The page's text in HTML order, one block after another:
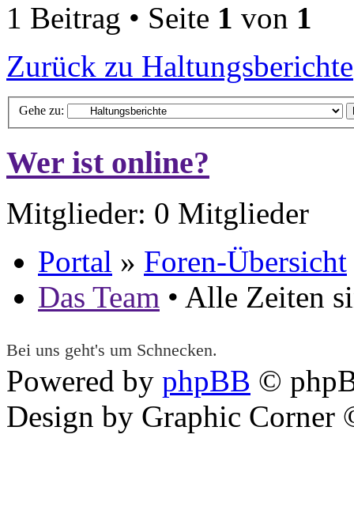
1 Beitrag • Seite 1 von 1
Zurück zu Haltungsberichte
Gehe zu:
Wer ist online?
Mitglieder: 0 Mitglieder
Portal » Foren-Übersicht
Das Team • Alle Zeiten
Bei uns geht's um Schnecken.
Powered by phpBB ©
Design by Graphic Corner